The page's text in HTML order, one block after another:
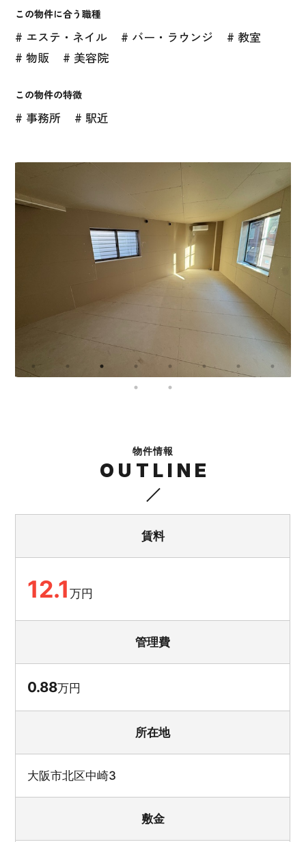
この物件に合う職種
# エステ・ネイル # バー・ラウンジ
# 教室
# 物販
# 美容院
この物件の特徴
# 事務所 # 駅近
物件情報
OUTLINE
賃料
12.1万円
管理費
0.88万円
所在地
大阪市北区中崎3
敷金